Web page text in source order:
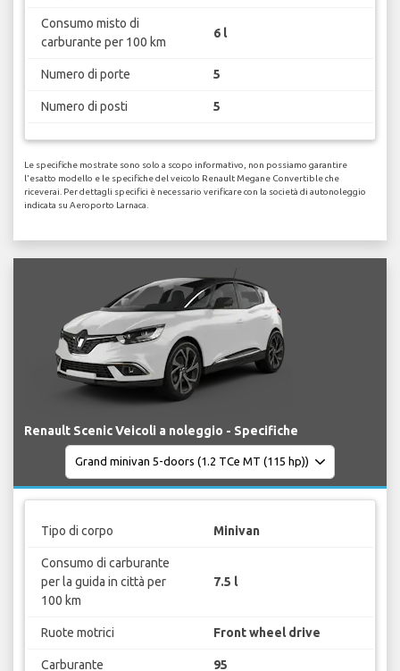
Consumo misto di
carburante per 100 km
6 l
Numero di porte 5
Numero di posti 5
Le specifiche mostrate sono solo a scopo informativo, non possiamo garantire
l'esatto modello e le specifiche del veicolo Renault Megane Convertible che
riceverai. Per dettagli specifici è necessario verificare con la società di autonoleggio
indicata su Aeroporto Larnaca.
Renault Scenic Veicoli a noleggio - Specifiche
Tipo di corpo Minivan
Consumo di carburante
per la guida in città per
100 km
7.5 l
Ruote motrici Front wheel drive
Carburante 95